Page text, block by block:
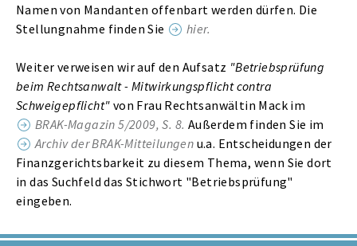
Namen von Mandanten offenbart werden dürfen. Die
Stellungnahme finden Sie
hier.
Weiter verweisen wir auf den Aufsatz "Betriebsprüfung
beim Rechtsanwalt - Mitwirkungspflicht contra
Schweigepflicht" von Frau Rechtsanwältin Mack im
BRAK-Magazin 5/2009, S. 8. Außerdem finden Sie im
Archiv der BRAK-Mitteilungen u.a. Entscheidungen der
Finanzgerichtsbarkeit zu diesem Thema, wenn Sie dort
in das Suchfeld das Stichwort "Betriebsprüfung"
eingeben.